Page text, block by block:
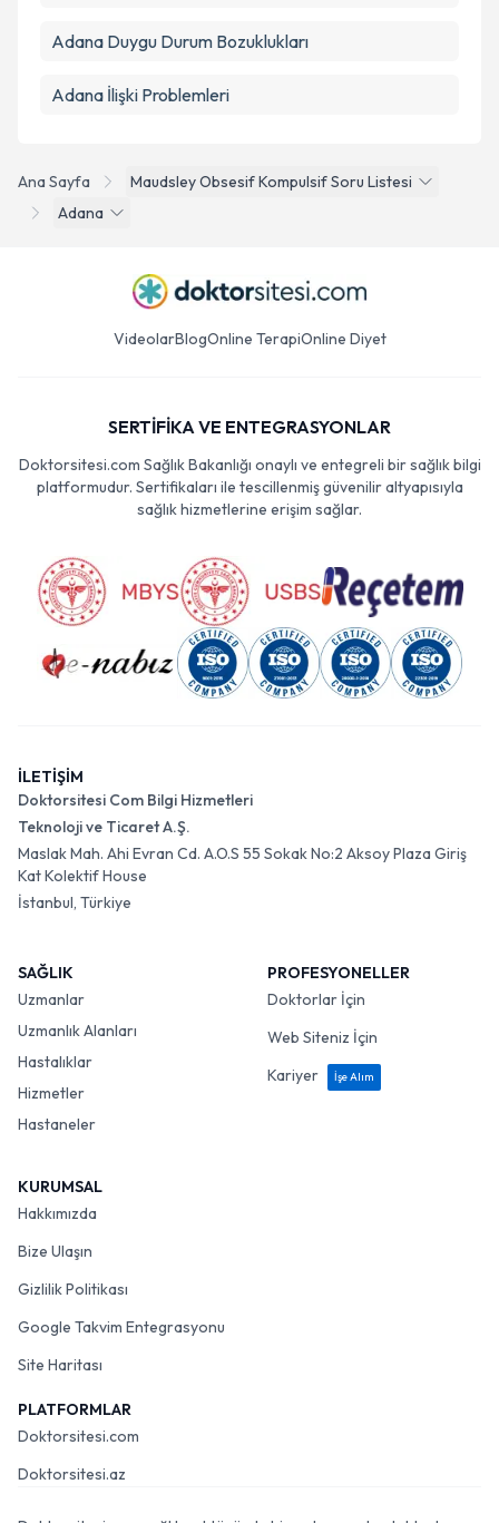
Ana Sayfa
Maudsley Obsesif Kompulsif Soru Listesi
Adana
Adana Duygu Durum Bozuklukları
Adana İlişki Problemleri
VideolarBlogOnline TerapiOnline Diyet
SERTİFİKA VE ENTEGRASYONLAR
Doktorsitesi.com Sağlık Bakanlığı onaylı ve entegreli bir sağlık bilgi
platformudur. Sertifikaları ile tescillenmiş güvenilir altyapısıyla
sağlık hizmetlerine erişim sağlar.
İLETİŞİM
Doktorsitesi Com Bilgi Hizmetleri
Teknoloji ve Ticaret A.Ş.
Maslak Mah. Ahi Evran Cd. A.O.S 55 Sokak No:2 Aksoy Plaza Giriş
Kat Kolektif House
İstanbul, Türkiye
SAĞLIK
Uzmanlar
Uzmanlık Alanları
Hastalıklar
Hizmetler
Hastaneler
PROFESYONELLER
Doktorlar İçin
Web Siteniz İçin
Kariyer
İşe Alım
KURUMSAL
Hakkımızda
Bize Ulaşın
Gizlilik Politikası
Google Takvim Entegrasyonu
Site Haritası
PLATFORMLAR
Doktorsitesi.com
Doktorsitesi.az